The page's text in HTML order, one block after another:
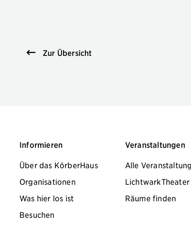
Zur Übersicht
Informieren
Über das KörberHaus
Organisationen
Was hier los ist
Besuchen
Veranstaltungen
Alle
LichtwarkTheater
Räume finden